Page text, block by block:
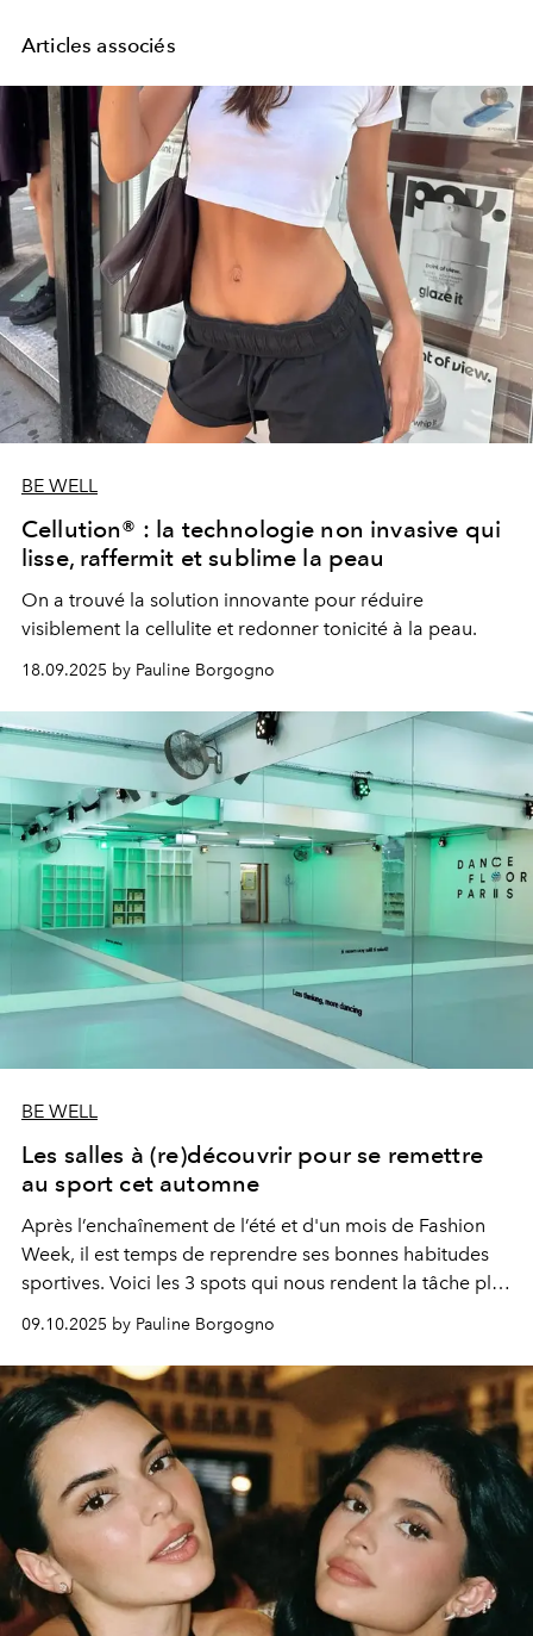
Articles associés
BE WELL
Cellution® : la technologie non invasive qui
lisse, raffermit et sublime la peau
On a trouvé la solution innovante pour réduire
visiblement la cellulite et redonner tonicité à la peau.
18.09.2025 by Pauline Borgogno
BE WELL
Les salles à (re)découvrir pour se remettre
au sport cet automne
Après l’enchaînement de l’été et d'un mois de Fashion
Week, il est temps de reprendre ses bonnes habitudes
sportives. Voici les 3 spots qui nous rendent la tâche plus
09.10.2025 by Pauline Borgogno